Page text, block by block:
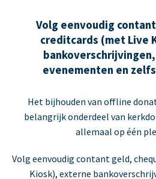
Volg eenvoudig
creditcards (met Live
evenementen en
Het bijhouden van offline
belangrijk onderdeel van
allemaal op één
Volg eenvoudig contant geld,
Kiosk), externe